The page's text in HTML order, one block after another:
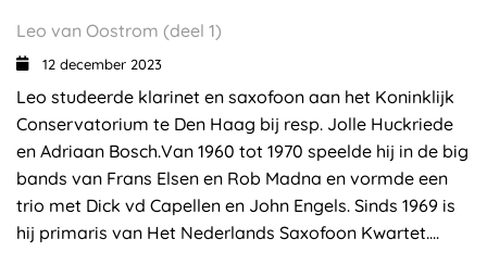
Leo van Oostrom (deel 1)
12 december 2023
Leo studeerde klarinet en saxofoon aan het Koninklijk
Conservatorium te Den Haag bij resp. Jolle Huckriede
en Adriaan Bosch.Van 1960 tot 1970 speelde hij in de big
bands van Frans Elsen en Rob Madna en vormde een
trio met Dick vd Capellen en John Engels. Sinds 1969 is
hij primaris van Het Nederlands Saxofoon Kwartet....